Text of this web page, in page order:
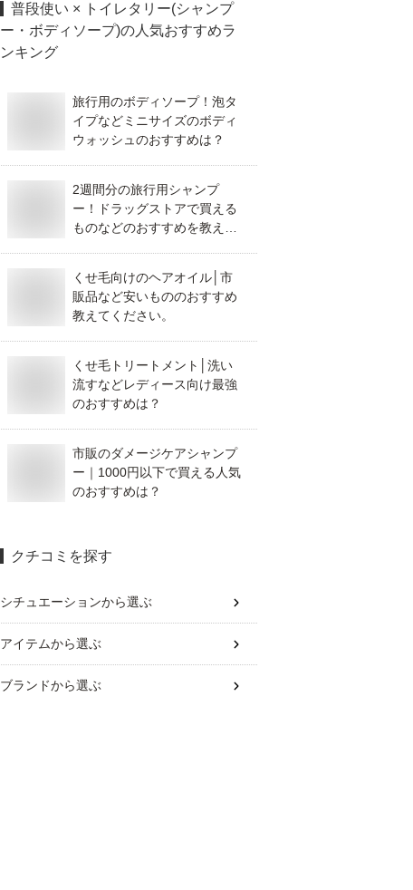
普段使い × トイレタリー(シャンプ
ー・ボディソープ)の人気おすすめラ
ンキング
旅行用のボディソープ！泡タ
イプなどミニサイズのボディ
ウォッシュのおすすめは？
2週間分の旅行用シャンプ
ー！ドラッグストアで買える
ものなどのおすすめを教え
くせ毛向けのヘアオイル│市
販品など安いもののおすすめ
教えてください。
くせ毛トリートメント│洗い
流すなどレディース向け最強
のおすすめは？
市販のダメージケアシャンプ
ー｜1000円以下で買える人気
のおすすめは？
クチコミを探す
シチュエーションから選ぶ
アイテムから選ぶ
ブランドから選ぶ